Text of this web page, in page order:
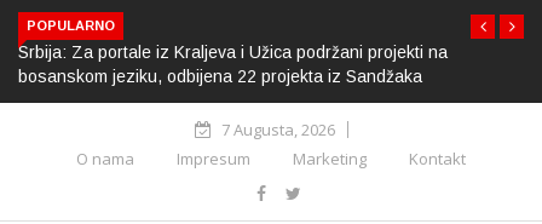
POPULARNO
Srbija: Za portale iz Kraljeva i Užica podržani projekti na
bosanskom jeziku, odbijena 22 projekta iz Sandžaka
7 Augusta, 2026
O nama
Impresum Marketing Kontakt